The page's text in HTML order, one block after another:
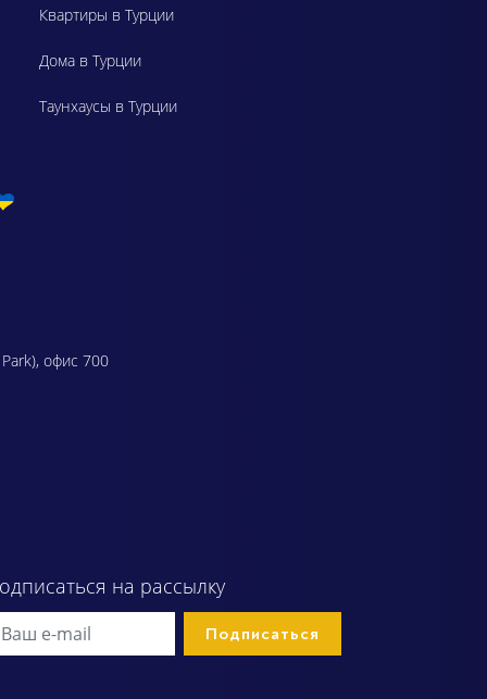
Квартиры в Турции
Дома в Турции
Таунхаусы в Турции
офис 700
на рассылку